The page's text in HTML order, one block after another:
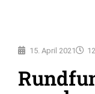
15. April 2021